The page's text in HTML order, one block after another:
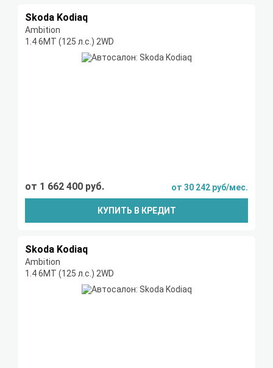
Skoda Kodiaq
Ambition
1.4 6МТ (125 л.с.) 2WD
от 1 662 400 руб. от 30 242 руб/мес.
КУПИТЬ В КРЕДИТ
Skoda Kodiaq
Ambition
1.4 6МТ (125 л.с.) 2WD